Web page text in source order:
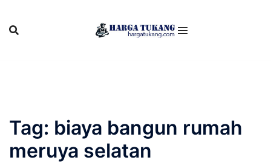
content
Tag: biaya bangun rumah
meruya selatan